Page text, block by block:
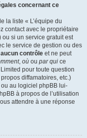
concernant ce
la liste « L’équipe du
contact avec le propriétaire
ou si un service gratuit est
le service de gestion ou des
contrôle et ne peut
, où ou par qui ce
pour toute question
diffamatoires, etc.)
au logiciel phpBB lui-
à propos de l’utilisation
attendre à une réponse